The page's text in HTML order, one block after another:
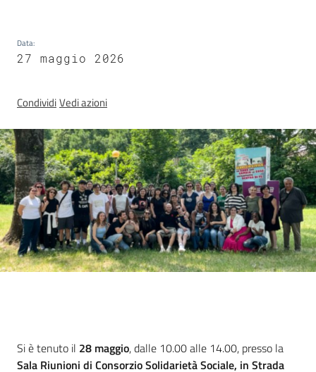
Argomenti
Novità
Servizi
Leggi Atti Bandi
Data:
27 maggio 2026
CondividiVedi azioni
Introduzione
Si è tenuto il 28 maggio, dalle 10.00 alle 14.00, presso la
Sala Riunioni di Consorzio Solidarietà Sociale, in Strada